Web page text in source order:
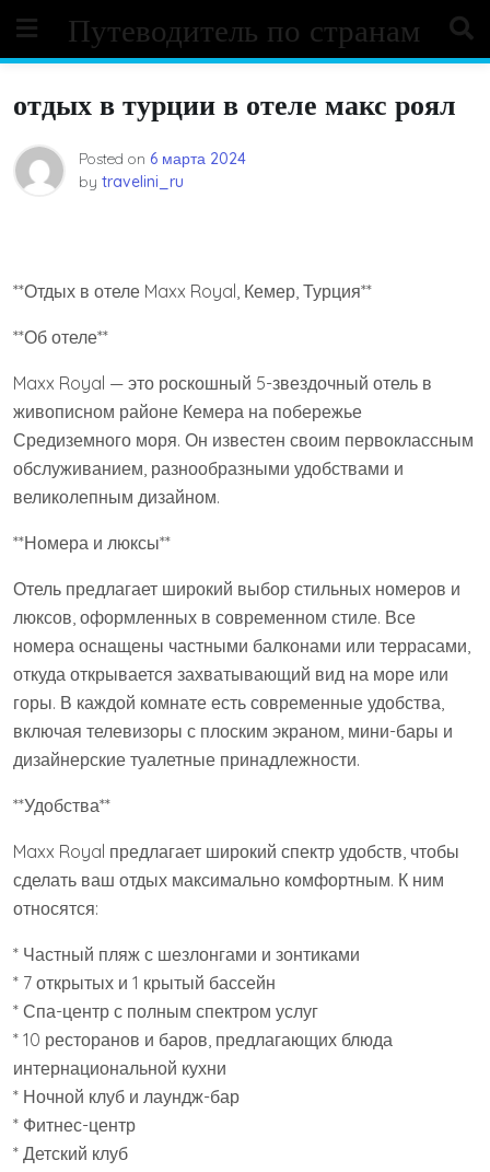
content
Путеводитель по странам
отдых в турции в отеле макс роял
Posted on 6 марта 2024
by travelini_ru
**Отдых в отеле Maxx Royal, Кемер, Турция**
**Об отеле**
Maxx Royal — это роскошный 5-звездочный отель в
живописном районе Кемера на побережье
Средиземного моря. Он известен своим первоклассным
обслуживанием, разнообразными удобствами и
великолепным дизайном.
**Номера и люксы**
Отель предлагает широкий выбор стильных номеров и
люксов, оформленных в современном стиле. Все
номера оснащены частными балконами или террасами,
откуда открывается захватывающий вид на море или
горы. В каждой комнате есть современные удобства,
включая телевизоры с плоским экраном, мини-бары и
дизайнерские туалетные принадлежности.
**Удобства**
Maxx Royal предлагает широкий спектр удобств, чтобы
сделать ваш отдых максимально комфортным. К ним
относятся:
* Частный пляж с шезлонгами и зонтиками
* 7 открытых и 1 крытый бассейн
* Спа-центр с полным спектром услуг
* 10 ресторанов и баров, предлагающих блюда
интернациональной кухни
* Ночной клуб и лаундж-бар
* Фитнес-центр
* Детский клуб